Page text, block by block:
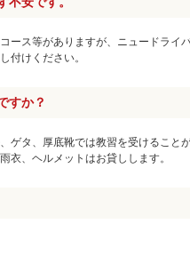
ース等がありますが、ニュードライ
付けください。
すか？
タ、厚底靴では教習を受けること
衣、ヘルメットはお貸しします。